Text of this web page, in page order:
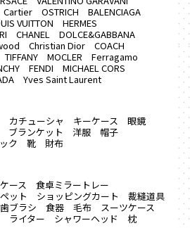
Cartier OSTRICH
BALENCIAGA
VUITTON
HERMES
CHANEL
DOLCE&GABBANA
Christian Dior
COACH
TIFFANY MOCLER
Ferragamo
FENDI
MICHAEL CORS
Yves Saint Laurent
カチューシャ キーケース
眼鏡
ブランケット 洋服
帽子
ク 靴 財布
ース
食卓ミラートレー
ット ショッピングカート
裁縫道具
ブラシ 食器 毛布
スーツケース
ライター シャワーヘッド 枕